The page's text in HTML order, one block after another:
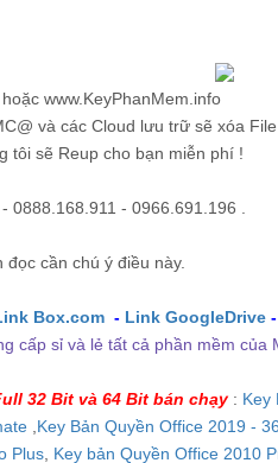
www.KeyPhanMem.info
và các Cloud lưu trữ sẽ xóa
tôi sẽ Reup cho bạn miễn phí !
0888.168.911 - 0966.691.196 .
cần chú ý điều này.
Box.com - Link GoogleDrive -
cấp sỉ và lẻ tất cả phần mềm của
32 Bit và 64 Bit bán chạy: Key
Key Bản Quyền Office 2019 -
Plus Key bản Quyền Office 2010